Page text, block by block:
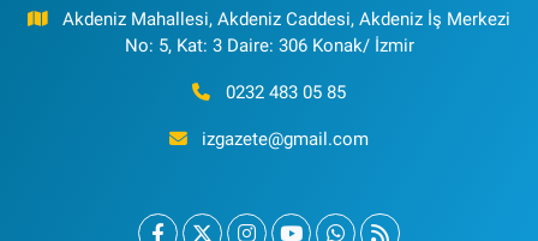
Akdeniz Mahallesi, Akdeniz Caddesi, Akdeniz İş Merkezi
No: 5, Kat: 3 Daire: 306 Konak/ İzmir
0232 483 05 85
izgazete@gmail.com